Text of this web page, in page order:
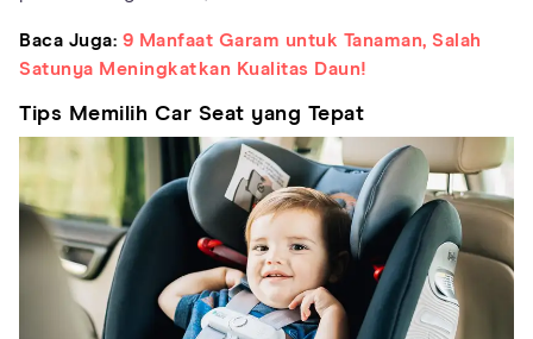
Baca Juga: 9 Manfaat Garam untuk Tanaman, Salah
Satunya Meningkatkan Kualitas Daun!
Tips Memilih Car Seat yang Tepat